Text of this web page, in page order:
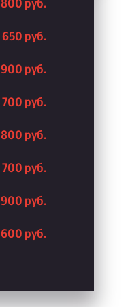
800 руб.
650 руб.
900 руб.
700 руб.
800 руб.
700 руб.
900 руб.
600 руб.